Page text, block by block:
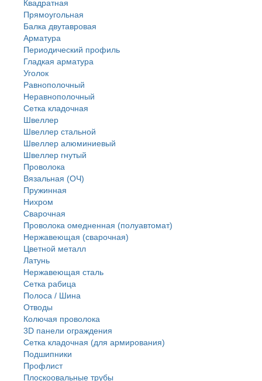
Квадратная
Прямоугольная
Балка двутавровая
Арматура
Периодический профиль
Гладкая арматура
Уголок
Равнополочный
Неравнополочный
Сетка кладочная
Швеллер
Швеллер стальной
Швеллер алюминиевый
Швеллер гнутый
Проволока
Вязальная (ОЧ)
Пружинная
Нихром
Сварочная
Проволока омедненная (полуавтомат)
Нержавеющая (сварочная)
Цветной металл
Латунь
Нержaвеющая сталь
Сетка рабица
Полоса / Шина
Отводы
Колючая проволока
3D панели ограждения
Сетка кладочная (для армирования)
Подшипники
Профлист
Плоскоовальные трубы